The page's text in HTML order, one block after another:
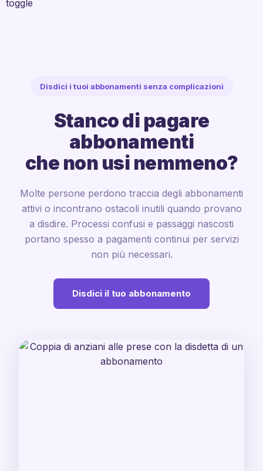
Disdici i tuoi abbonamenti senza complicazioni
Stanco di pagare
abbonamenti
che non usi nemmeno?
Molte persone perdono traccia degli abbonamenti
attivi o incontrano ostacoli inutili quando provano
a disdire. Processi confusi e passaggi nascosti
portano spesso a pagamenti continui per servizi
non più necessari.
Disdici il tuo abbonamento